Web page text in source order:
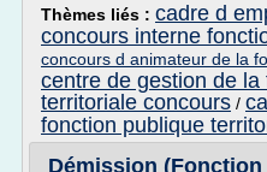
Thèmes liés : cadre d
concours interne
concours d animateur de la
centre de gestion de
territoriale concours /
fonction publique
Démission